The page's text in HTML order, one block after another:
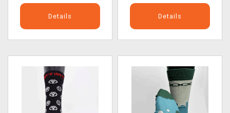
Details Details